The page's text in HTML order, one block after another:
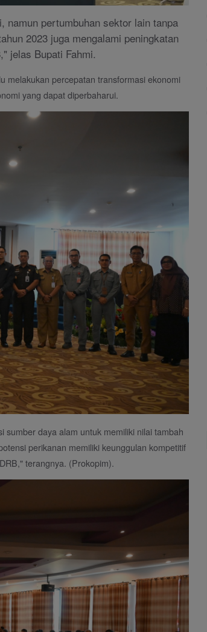
namun pertumbuhan sektor lain tanpa
2023 juga mengalami peningkatan
jelas Bupati Fahmi.
melakukan percepatan transformasi ekonomi
yang dapat diperbaharui.
daya alam untuk memiliki nilai tambah
perikanan memiliki keunggulan kompetitif
terangnya. (Prokopim).